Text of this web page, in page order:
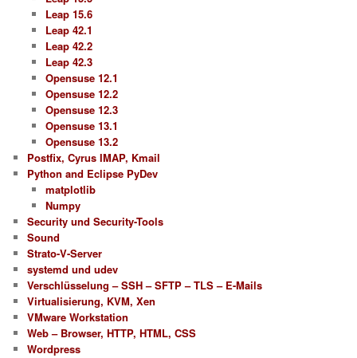
Leap 15.6
Leap 42.1
Leap 42.2
Leap 42.3
Opensuse 12.1
Opensuse 12.2
Opensuse 12.3
Opensuse 13.1
Opensuse 13.2
Postfix, Cyrus IMAP, Kmail
Python and Eclipse PyDev
matplotlib
Numpy
Security und Security-Tools
Sound
Strato-V-Server
systemd und udev
Verschlüsselung – SSH – SFTP – TLS – E-Mails
Virtualisierung, KVM, Xen
VMware Workstation
Web – Browser, HTTP, HTML, CSS
Wordpress